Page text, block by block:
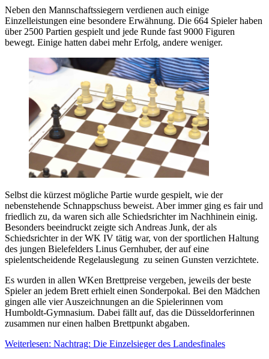
Neben den Mannschaftssiegern verdienen auch einige
Einzelleistungen eine besondere Erwähnung. Die 664 Spieler haben
über 2500 Partien gespielt und jede Runde fast 9000 Figuren
bewegt. Einige hatten dabei mehr Erfolg, andere weniger.
Selbst die kürzest mögliche Partie wurde gespielt, wie der
nebenstehende Schnappschuss beweist. Aber immer ging es fair und
friedlich zu, da waren sich alle Schiedsrichter im Nachhinein einig.
Besonders beeindruckt zeigte sich Andreas Junk, der als
Schiedsrichter in der WK IV tätig war, von der sportlichen Haltung
des jungen Bielefelders Linus Gernhuber, der auf eine
spielentscheidende Regelauslegung zu seinen Gunsten verzichtete.
Es wurden in allen WKen Brettpreise vergeben, jeweils der beste
Spieler an jedem Brett erhielt einen Sonderpokal. Bei den Mädchen
gingen alle vier Auszeichnungen an die Spielerinnen vom
Humboldt-Gymnasium. Dabei fällt auf, das die Düsseldorferinnen
zusammen nur einen halben Brettpunkt abgaben.
Weiterlesen: Nachtrag: Die Einzelsieger des Landesfinales